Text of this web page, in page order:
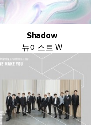
Shadow
뉴이스트 W